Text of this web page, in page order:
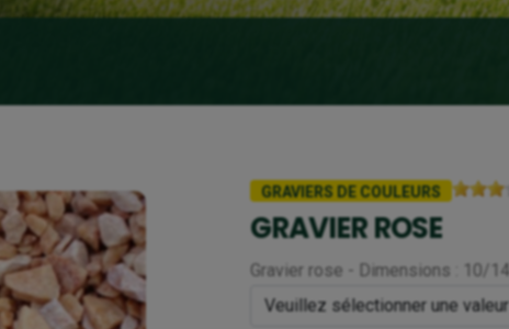
GRAVIERS DE COULEURS
GRAVIER ROSE
Gravier rose - Dimensions : 10/14